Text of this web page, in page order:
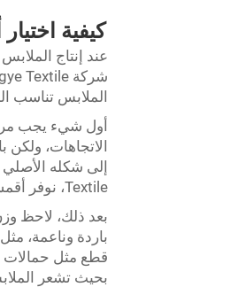
كيفية
عند إنتاج
الملابس تناسب
أول شيء يجب
الاتجاهات،
Textile، نوفر أقمشة بمختلف درجات المرونة حتى تتمكن من العثور على القماش المثالي الذي يكمل تصميمك.
بعد ذلك، لاحظ
باردة وناعمة،
قطع مثل حمالات
بحيث تشعر